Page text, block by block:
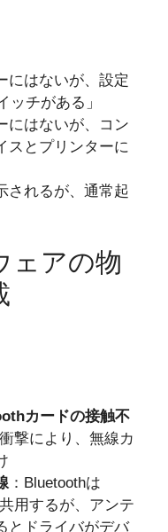
にはないが、設定
ッチがある」
にはないが、コン
スとプリンターに
されるが、通常起
ェアの物
カードの接触不
撃により、無線カ
：Bluetoothは
用するが、アンテ
とドライバがデバ